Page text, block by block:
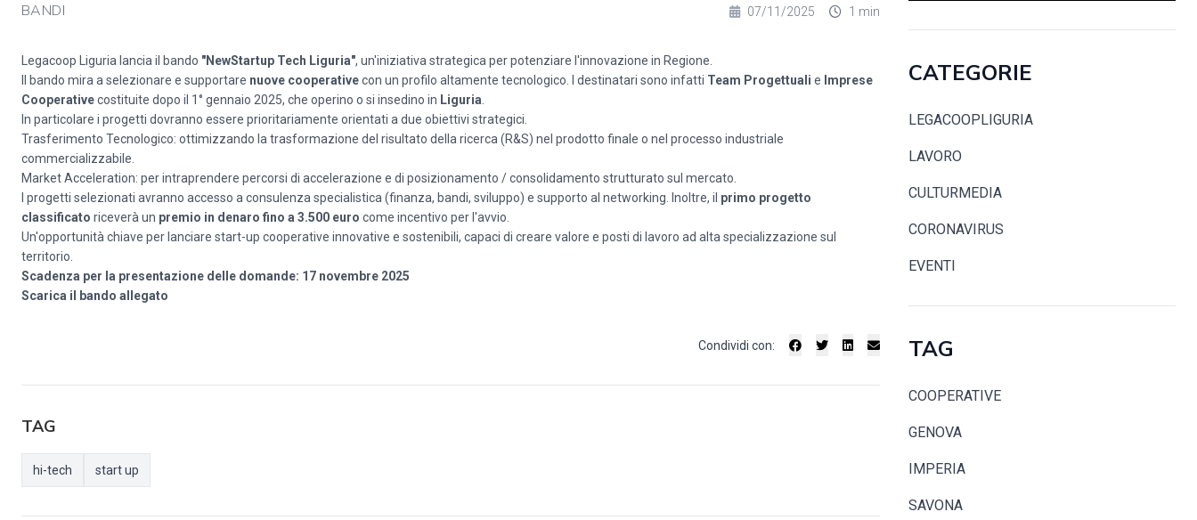
BANDI 07/11/2025 1 min
Legacoop Liguria lancia il bando "NewStartup Tech Liguria", un'iniziativa strategica per potenziare l'innovazione in Regione.
Il bando mira a selezionare e supportare nuove cooperativecon un profilo altamente tecnologico. I destinatari sono infatti Team Progettuali e Imprese
Cooperativecostituite dopo il 1° gennaio 2025, che operino o si insedino in Liguria
In particolare i progetti dovranno essere prioritariamente orientati a due obiettivi strategici.
Trasferimento Tecnologico: ottimizzando la trasformazione del risultato della ricerca (R&S) nel prodotto finale o nel processo industriale
commercializzabile.
Market Acceleration: per intraprendere percorsi di accelerazione e di posizionamento / consolidamento strutturato sul mercato.
I progetti selezionati avranno accesso a consulenza specialistica (finanza, bandi, sviluppo) e supporto al networking. Inoltre, il primo progetto
classificato riceverà un premio in denaro fino a 3.500 euro come incentivo per l'avvio.
Un'opportunità chiave per lanciare start-up cooperative innovative e sostenibili, capaci di creare valore e posti di lavoro ad alta specializzazione sul
territorio.
Scadenza per la presentazione delle domande: 17 novembre 2025
Scarica il bando allegato
Condividi con:
TAG
hi-tech start up
CATEGORIE
LEGACOOPLIGURIA
LAVORO
CULTURMEDIA
CORONAVIRUS
EVENTI
TAG
COOPERATIVE
GENOVA
IMPERIA
SAVONA